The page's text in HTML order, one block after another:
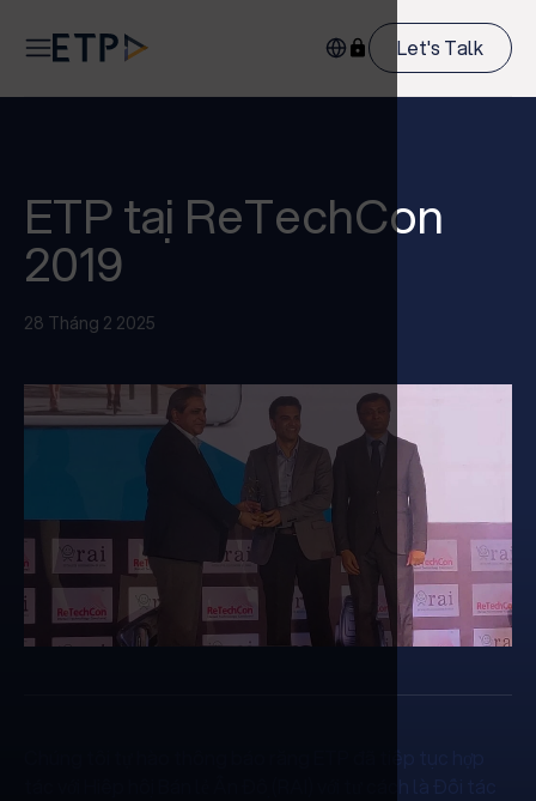
Let's Talk
ETP tại ReTechCon
2019
28 Tháng 2 2025